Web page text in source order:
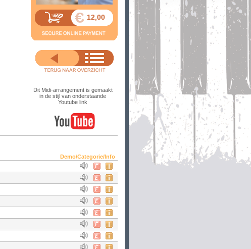
12,00
Dit Midi-arrangement is gemaakt
in de stijl van onderstaande
Youtube link
Demo/Categorie/Info